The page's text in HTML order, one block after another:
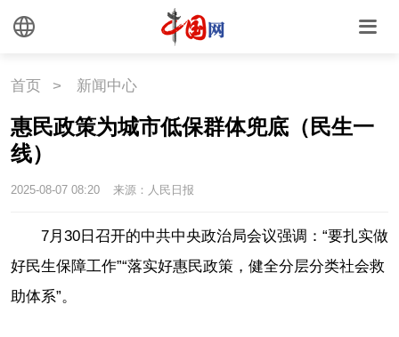
首页 > 新闻中心
惠民政策为城市低保群体兜底（民生一
线）
2025-08-07 08:20 来源：人民日报
7月30日召开的中共中央政治局会议强调：“要扎实做
好民生保障工作”“落实好惠民政策，健全分层分类社会救
助体系”。